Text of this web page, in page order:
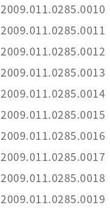
2009.011.0285.0010
2009.011.0285.0011
2009.011.0285.0012
2009.011.0285.0013
2009.011.0285.0014
2009.011.0285.0015
2009.011.0285.0016
2009.011.0285.0017
2009.011.0285.0018
2009.011.0285.0019